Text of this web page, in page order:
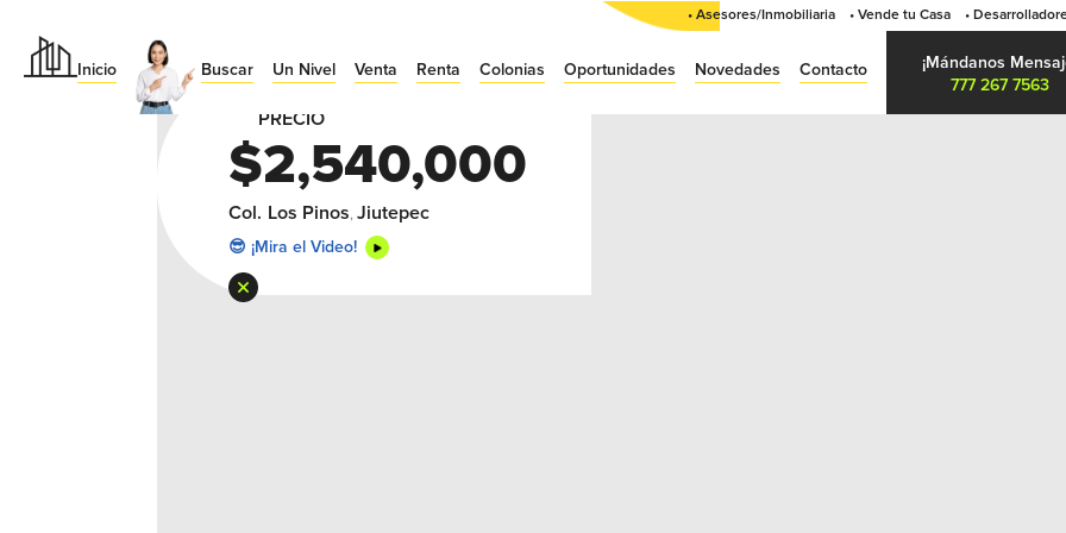
• Asesores/Inmobiliaria • Vende tu Casa •
Inicio Buscar Un Nivel Venta Renta Colonias Oportunidades Novedades Contacto
¡Mándanos
777 267 7563
🔥 Da Click en la Foto p/ Expanderla
PRECIO
$2,540,000
Col. Los Pinos,Jiutepec
😎 ¡Mira el Video!